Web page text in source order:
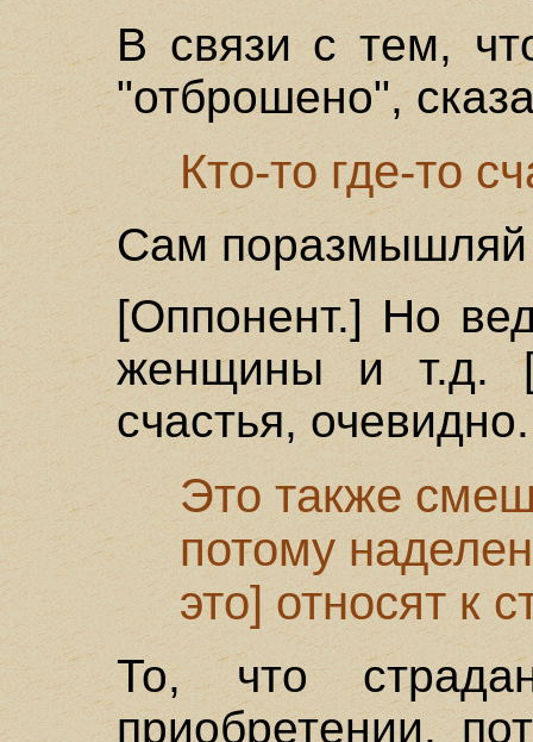
В связи с тем,
"отброшено",
Кто-то где-то
Сам поразмышляй
[Оппонент.] Но
женщины и т.д.
счастья,
Это также
потому
это] относят к
То, что
приобретении,